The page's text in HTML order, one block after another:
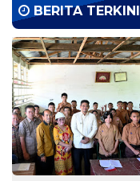
BERITA TERKINI